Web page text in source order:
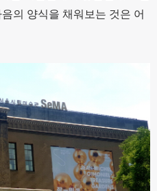
의 양식을 채워보는 것은 어